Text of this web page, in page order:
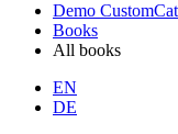
Demo
Books
All books
EN
DE